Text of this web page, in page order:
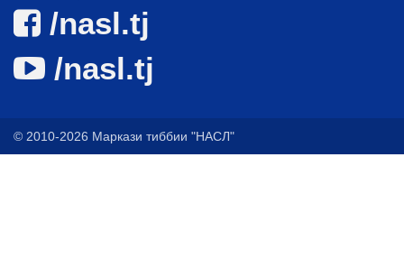
/nasl.tj
/nasl.tj
© 2010-2026 Маркази тиббии "НАСЛ"